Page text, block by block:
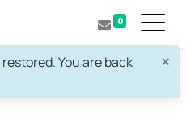
0
×
You are back